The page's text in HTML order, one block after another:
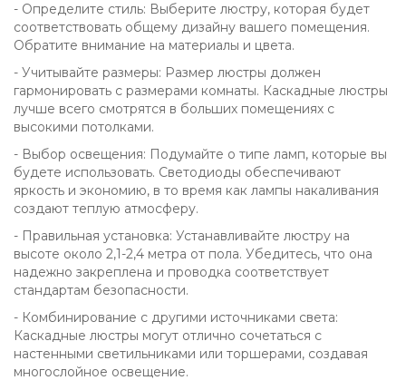
- Определите стиль: Выберите люстру, которая будет
соответствовать общему дизайну вашего помещения.
Обратите внимание на материалы и цвета.
- Учитывайте размеры: Размер люстры должен
гармонировать с размерами комнаты. Каскадные люстры
лучше всего смотрятся в больших помещениях с
высокими потолками.
- Выбор освещения: Подумайте о типе ламп, которые вы
будете использовать. Светодиоды обеспечивают
яркость и экономию, в то время как лампы накаливания
создают теплую атмосферу.
- Правильная установка: Устанавливайте люстру на
высоте около 2,1-2,4 метра от пола. Убедитесь, что она
надежно закреплена и проводка соответствует
стандартам безопасности.
- Комбинирование с другими источниками света:
Каскадные люстры могут отлично сочетаться с
настенными светильниками или торшерами, создавая
многослойное освещение.